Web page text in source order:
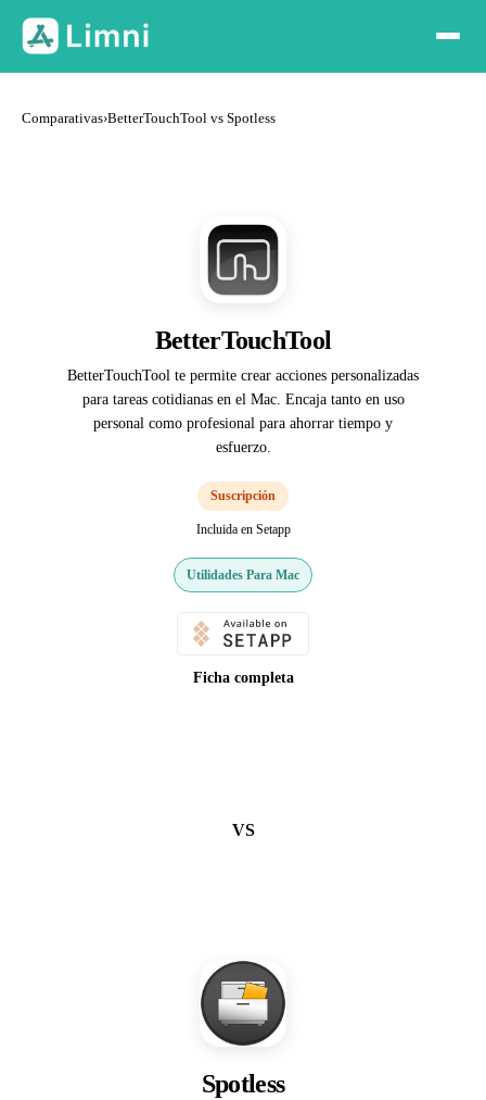
Comparativas›BetterTouchTool vs Spotless
BetterTouchTool
BetterTouchTool te permite crear acciones personalizadas
para tareas cotidianas en el Mac. Encaja tanto en uso
personal como profesional para ahorrar tiempo y
esfuerzo.
Suscripción
Incluida en Setapp
Utilidades Para Mac
Ficha completa
VS
Spotless